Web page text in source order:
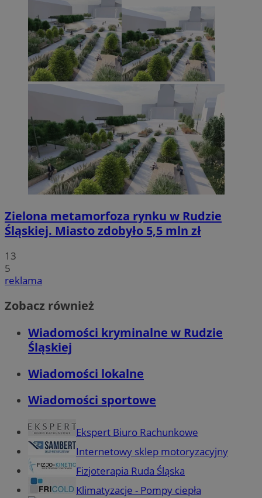
Zielona metamorfoza rynku w Rudzie
Śląskiej. Miasto zdobyło 5,5 mln zł
13
5
reklama
Zobacz również
Wiadomości kryminalne w Rudzie
Śląskiej
Wiadomości lokalne
Wiadomości sportowe
Ekspert Biuro Rachunkowe
Internetowy sklep motoryzacyjny
Fizjoterapia Ruda Śląska
Klimatyzacje - Pompy ciepła